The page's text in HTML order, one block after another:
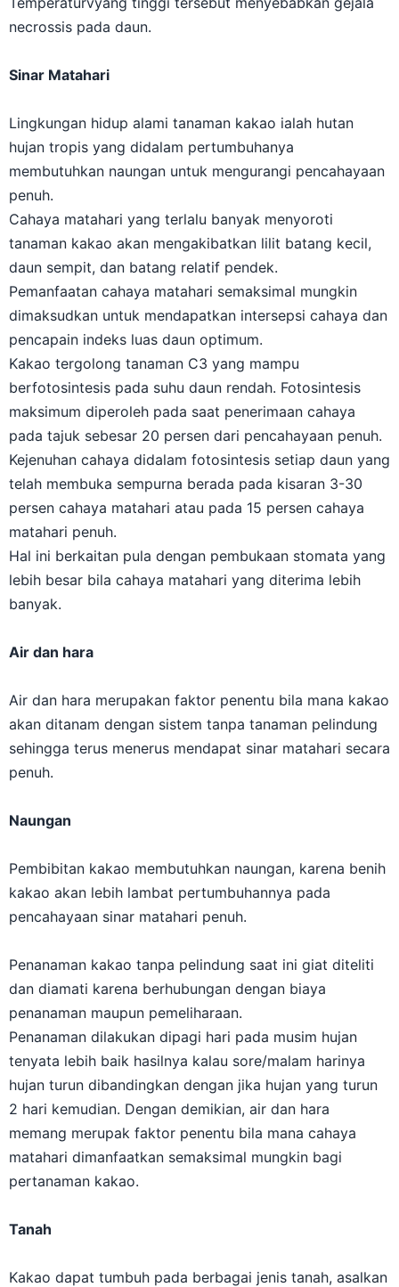
necrossis pada daun.
Sinar Matahari
Lingkungan hidup alami tanaman kakao ialah hutan
hujan tropis yang didalam pertumbuhanya
membutuhkan naungan untuk mengurangi pencahayaan
penuh.
Cahaya matahari yang terlalu banyak menyoroti
tanaman kakao akan mengakibatkan lilit batang kecil,
daun sempit, dan batang relatif pendek.
Pemanfaatan cahaya matahari semaksimal mungkin
dimaksudkan untuk mendapatkan intersepsi cahaya dan
pencapain indeks luas daun optimum.
Kakao tergolong tanaman C3 yang mampu
berfotosintesis pada suhu daun rendah. Fotosintesis
maksimum diperoleh pada saat penerimaan cahaya
pada tajuk sebesar 20 persen dari pencahayaan penuh.
Kejenuhan cahaya didalam fotosintesis setiap daun yang
telah membuka sempurna berada pada kisaran 3-30
persen cahaya matahari atau pada 15 persen cahaya
matahari penuh.
Hal ini berkaitan pula dengan pembukaan stomata yang
lebih besar bila cahaya matahari yang diterima lebih
banyak.
Air dan hara
Air dan hara merupakan faktor penentu bila mana kakao
akan ditanam dengan sistem tanpa tanaman pelindung
sehingga terus menerus mendapat sinar matahari secara
penuh.
Naungan
Pembibitan kakao membutuhkan naungan, karena benih
kakao akan lebih lambat pertumbuhannya pada
pencahayaan sinar matahari penuh.
Penanaman kakao tanpa pelindung saat ini giat diteliti
dan diamati karena berhubungan dengan biaya
penanaman maupun pemeliharaan.
Penanaman dilakukan dipagi hari pada musim hujan
tenyata lebih baik hasilnya kalau sore/malam harinya
hujan turun dibandingkan dengan jika hujan yang turun
2 hari kemudian. Dengan demikian, air dan hara
memang merupak faktor penentu bila mana cahaya
matahari dimanfaatkan semaksimal mungkin bagi
pertanaman kakao.
Tanah
Kakao dapat tumbuh pada berbagai jenis tanah, asalkan